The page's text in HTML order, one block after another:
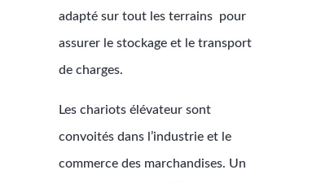
adapté sur tout les terrains pour
assurer le stockage et le transport
de charges.
Les chariots élévateur sont
convoités dans l’industrie et le
commerce des marchandises. Un